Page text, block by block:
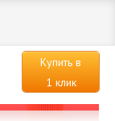
Купить в
1 клик